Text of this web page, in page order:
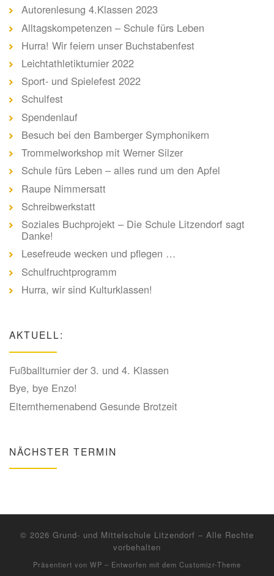
Autorenlesung 4.Klassen 2023
Alltagskompetenzen – Schule fürs Leben
Hurra! Wir feiern unser Buchstabenfest
Leichtathletikturnier 2022
Sport- und Spielefest 2022
Schulfest
Spendenlauf
Besuch bei den Bamberger Symphonikern
Trommelworkshop mit Werner Silzer
Schule fürs Leben – alles rund um den Apfel
Raupe Nimmersatt
Schreibwerkstatt
Soziales Buchprojekt – Die Schule Litzendorf sagt
Danke!
Lesefreude wecken und pflegen …
Schulfruchtprogramm
Hurra, wir sind Kulturklassen!
AKTUELL:
Fußballturnier der 3. und 4. Klassen
Bye, bye Enzo!
Elternthemenabend Gesunde Brotzeit
NÄCHSTER TERMIN
© 2026 Grund- und Mittelschule Litzendorf – Alle Rechte
vorbehalten
Präsentiert von WP – Entworfen mit dem Customizr-Theme